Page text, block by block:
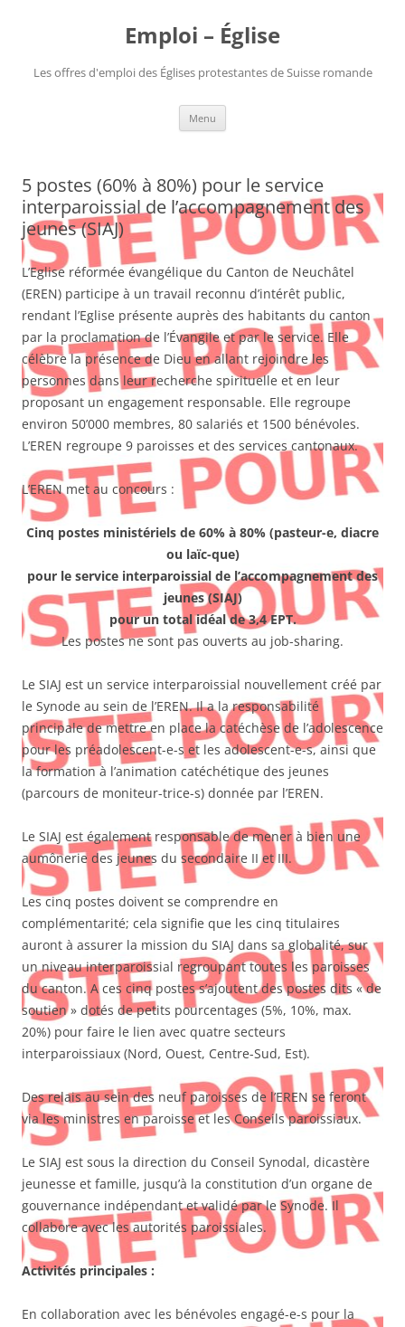
Emploi – Église
Les offres d'emploi des Églises protestantes de Suisse romande
Menu
5 postes (60% à 80%) pour le service
interparoissial de l’accompagnement des
jeunes (SIAJ)
L’Eglise réformée évangélique du Canton de Neuchâtel
(EREN) participe à un travail reconnu d’intérêt public,
rendant l’Eglise présente auprès des habitants du canton
par la proclamation de l’Évangile et par le service. Elle
célèbre la présence de Dieu en allant rejoindre les
personnes dans leur recherche spirituelle et en leur
proposant un engagement responsable. Elle regroupe
environ 50’000 membres, 80 salariés et 1500 bénévoles.
L’EREN regroupe 9 paroisses et des services cantonaux.
L’EREN met au concours :
Cinq postes ministériels de 60% à 80% (pasteur-e, diacre
ou laïc-que)
pour le service interparoissial de l’accompagnement des
jeunes (SIAJ)
pour un total idéal de 3,4 EPT.
Les postes ne sont pas ouverts au job-sharing.
Le SIAJ est un service interparoissial nouvellement créé par
le Synode au sein de l’EREN. Il a la responsabilité
principale de mettre en place la catéchèse de l’adolescence
pour les préadolescent-e-s et les adolescent-e-s, ainsi que
la formation à l’animation catéchétique des jeunes
(parcours de moniteur-trice-s) donnée par l’EREN.
Le SIAJ est également responsable de mener à bien une
aumônerie des jeunes du secondaire II et III.
Les cinq postes doivent se comprendre en
complémentarité; cela signifie que les cinq titulaires
auront à assurer la mission du SIAJ dans sa globalité, sur
un niveau interparoissial regroupant toutes les paroisses
du canton. A ces cinq postes s’ajoutent des postes dits « de
soutien » dotés de petits pourcentages (5%, 10%, max.
20%) pour faire le lien avec quatre secteurs
interparoissiaux (Nord, Ouest, Centre-Sud, Est).
Des relais au sein des neuf paroisses de l’EREN se feront
via les ministres en paroisse et les Conseils paroissiaux.
Le SIAJ est sous la direction du Conseil Synodal, dicastère
jeunesse et famille, jusqu’à la constitution d’un organe de
gouvernance indépendant et validé par le Synode. Il
collabore avec les autorités paroissiales.
Activités principales :
En collaboration avec les bénévoles engagé-e-s pour la